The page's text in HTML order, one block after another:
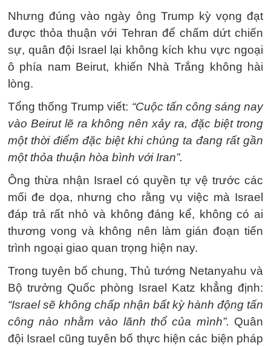
Nhưng đúng vào ngày ông Trump kỳ vọng đạt
được thỏa thuận với Tehran để chấm dứt chiến
sự, quân đội Israel lại không kích khu vực ngoại
ô phía nam Beirut, khiến Nhà Trắng không hài
lòng.
Tổng thống Trump viết: “Cuộc tấn công sáng nay
vào Beirut lẽ ra không nên xảy ra, đặc biệt trong
một thời điểm đặc biệt khi chúng ta đang rất gần
một thỏa thuận hòa bình với Iran”.
Ông thừa nhận Israel có quyền tự vệ trước các
mối đe dọa, nhưng cho rằng vụ việc mà Israel
đáp trả rất nhỏ và không đáng kể, không có ai
thương vong và không nên làm gián đoạn tiến
trình ngoại giao quan trọng hiện nay.
Trong tuyên bố chung, Thủ tướng Netanyahu và
Bộ trưởng Quốc phòng Israel Katz khẳng định:
“Israel sẽ không chấp nhận bất kỳ hành động tấn
công nào nhằm vào lãnh thổ của mình”. Quân
đội Israel cũng tuyên bố thực hiện các biện pháp